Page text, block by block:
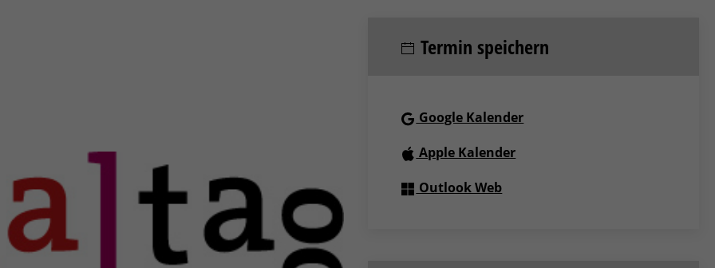
Termin speichern
Google Kalender
Apple Kalender
Outlook Web